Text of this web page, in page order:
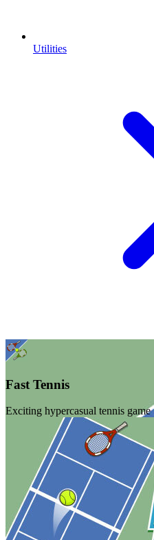
Utilities
Fast Tennis
Exciting hypercasual tennis game